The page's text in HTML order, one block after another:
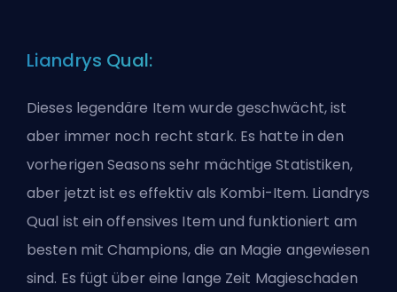
Liandrys Qual:
Dieses legendäre Item wurde geschwächt, ist
aber immer noch recht stark. Es hatte in den
vorherigen Seasons sehr mächtige Statistiken,
aber jetzt ist es effektiv als Kombi-Item. Liandrys
Qual ist ein offensives Item und funktioniert am
besten mit Champions, die an Magie angewiesen
sind. Es fügt über eine lange Zeit Magieschaden